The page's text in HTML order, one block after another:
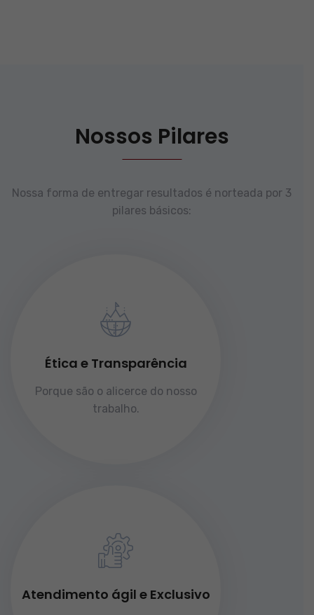
Nossos Pilares
Nossa forma de entregar resultados é norteada por 3
pilares básicos:
Ética e Transparência
Porque são o alicerce do nosso
trabalho.
Atendimento ágil e Exclusivo